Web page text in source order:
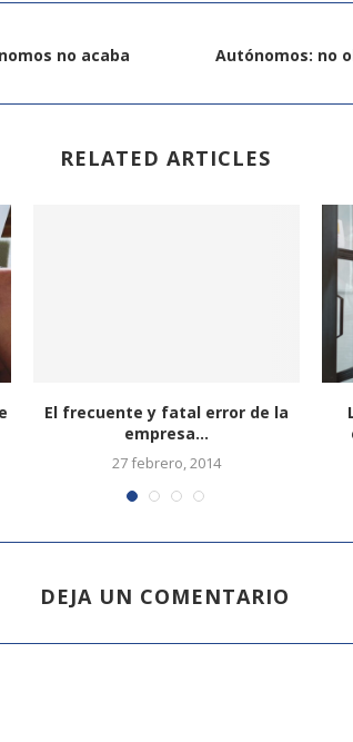
no acaba
Autónomos: no
RELATED ARTICLES
El frecuente y fatal error de la
empresa...
27 febrero, 2014
DEJA UN COMENTARIO